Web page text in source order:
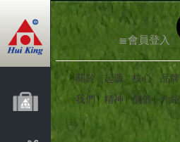
≣會員登入
關於
我們 │
起源
精神 │
核心
價值│
品牌
介紹